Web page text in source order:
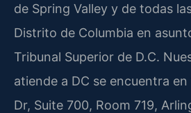
de Spring Valley y de todas
Distrito de Columbia en
Tribunal Superior de D.C.
atiende a DC se encuentra
Dr, Suite 700, Room 719,